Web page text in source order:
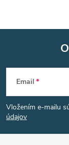
Z
á
p
Email
Vložením e-mailu
údajov